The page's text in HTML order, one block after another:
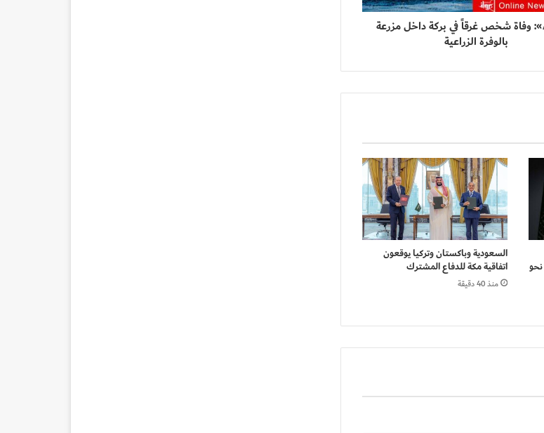
وفاة شخص غرقاً في بركة داخل مزرعة
بالوفرة الزراعية
السعودية وباكستان وتركيا يوقعون
اتفاقية مكة للدفاع المشترك
منذ 40 دقيقة